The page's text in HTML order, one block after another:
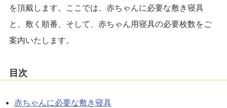
を頂戴します。ここでは、赤ちゃんに必要な敷き寝具
と、敷く順番、そして、赤ちゃん用寝具の必要枚数をご
案内いたします。
目次
赤ちゃんに必要な敷き寝具